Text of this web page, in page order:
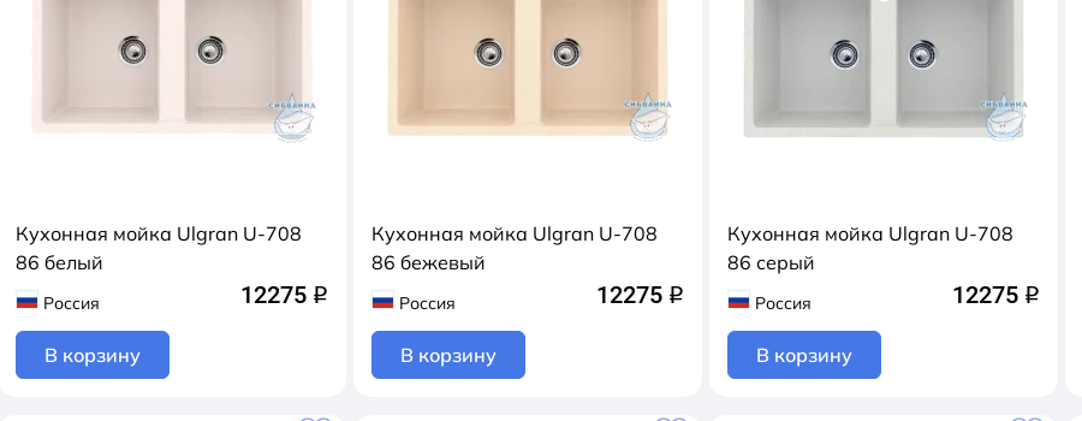
Кухонная мойка Ulgran U-708
86 белый
Россия 12275 q
В корзину
Кухонная мойка Ulgran U-708
86 бежевый
Россия 12275 q
В корзину
Кухонная мойка Ulgran U-708
86 серый
Россия 12275 q
В корзину